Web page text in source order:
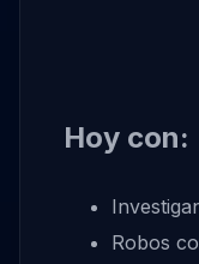
Hoy con:
Robos